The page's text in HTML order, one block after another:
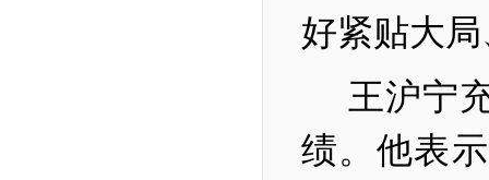
好紧贴大
王沪宁
绩。他表